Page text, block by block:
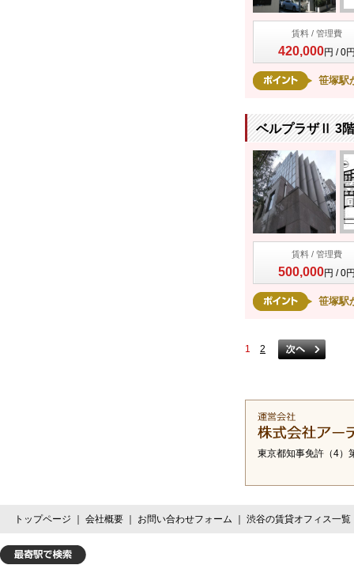
賃料 / 管理費
420,000円 / 0
笹塚駅
ベルプラザⅡ 3階
賃料 / 管理費
500,000円 / 0
笹塚駅
1 2
東京都知事免許（4）
トップページ 会社概要 お問い合わせフォーム 渋谷の賃貸オフィス一覧